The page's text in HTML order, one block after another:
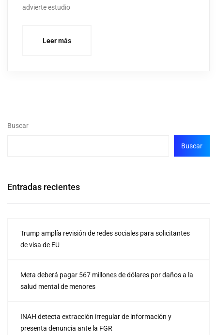
advierte estudio
Leer más
Buscar
Buscar
Entradas recientes
Trump amplía revisión de redes sociales para solicitantes
de visa de EU
Meta deberá pagar 567 millones de dólares por daños a la
salud mental de menores
INAH detecta extracción irregular de información y
presenta denuncia ante la FGR